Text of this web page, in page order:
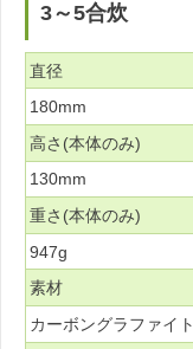
3～5合炊
直径
180mm
高さ(本体のみ)
130mm
重さ(本体のみ)
947g
素材
カーボングラファイト